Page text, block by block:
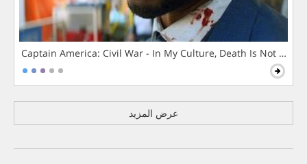
Captain America: Civil War - In My Culture, Death Is Not The
عرض المزيد